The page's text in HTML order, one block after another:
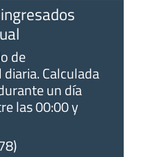
de
Calculada
un día
las 00:00 y